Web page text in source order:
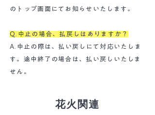
のトップ画面にてお知らせいたします。
Q.中止の場合、払戻しはありますか？
A.中止の際は、払い戻しにて対応いたしま
す。途中終了の場合は、払い戻しいたしま
せん。
花火関連